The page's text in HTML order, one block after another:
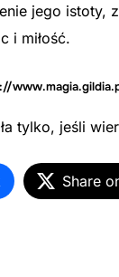
jego istoty,
i miłość.
tylko, jeśli
Share